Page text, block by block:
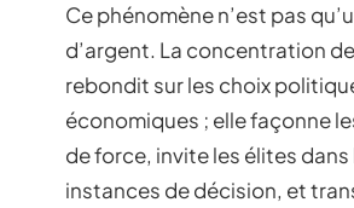
Ce phénomène n’est pas
d’argent. La concentration
rebondit sur les choix
économiques ; elle façonne
de force, invite les élites dans
instances de décision, et